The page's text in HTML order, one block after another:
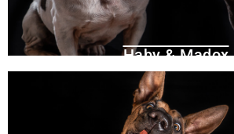
Haby & Madox